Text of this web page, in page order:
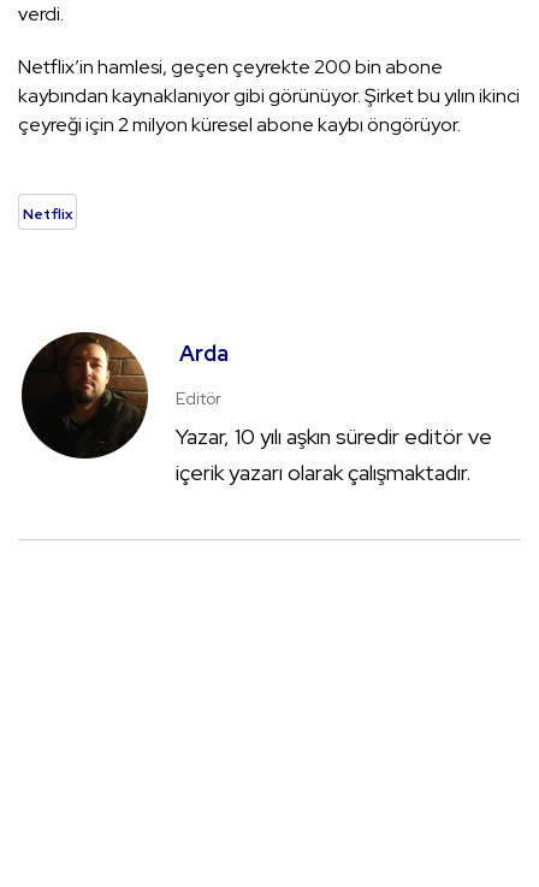
verdi.
Netflix’in hamlesi, geçen çeyrekte 200 bin abone
kaybından kaynaklanıyor gibi görünüyor. Şirket bu yılın ikinci
çeyreği için 2 milyon küresel abone kaybı öngörüyor.
Netflix
Arda
Editör
Yazar, 10 yılı aşkın süredir editör ve
içerik yazarı olarak çalışmaktadır.